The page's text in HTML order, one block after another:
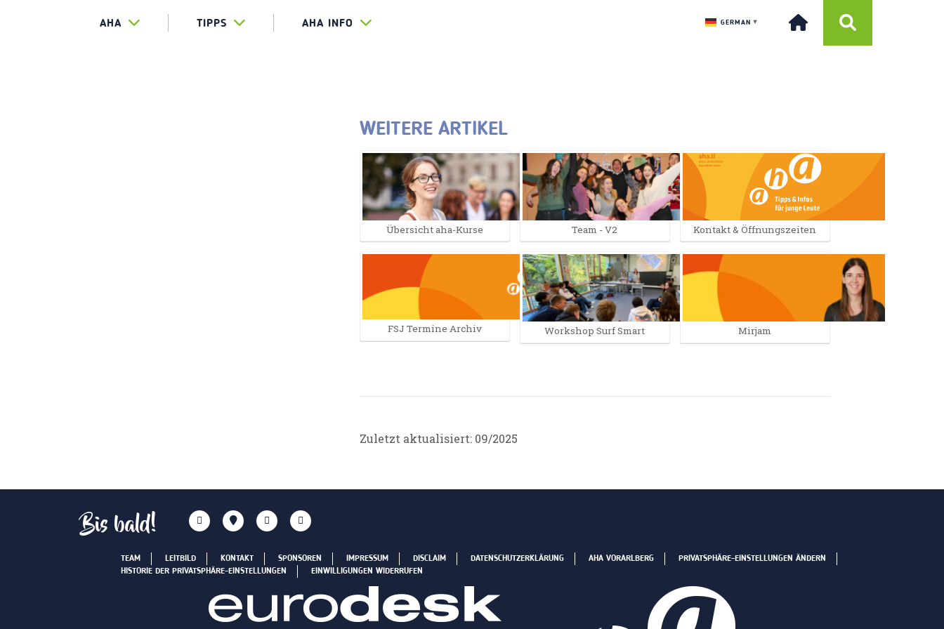
AHA TIPPS AHA INFO GERMAN ▼
WEITERE ARTIKEL
Übersicht aha-Kurse
FSJ Termine Archiv
Team - V2
Workshop Surf Smart
Kontakt & Öffnungszeiten
Mirjam
Zuletzt aktualisiert: 09/2025
Bis bald!
TEAM LEITBILD KONTAKT SPONSOREN IMPRESSUM DISCLAIM DATENSCHUTZERKLÄRUNG AHA VORARLBERG
PRIVATSPHÄRE-EINSTELLUNGEN ÄNDERN
HISTORIE DER PRIVATSPHÄRE-EINSTELLUNGEN
EINWILLIGUNGEN WIDERRUFEN